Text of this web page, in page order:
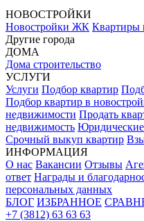
НОВОСТРОЙКИ
Новостройки ЖК Квартиры
Другие города
ДОМА
Дома строительство
УСЛУГИ
Услуги Подбор квартир
Подбор квартир в
недвижимости Продать
недвижимость
Срочный выкуп квартир
ИНФОРМАЦИЯ
О нас Вакансии Отзывы
ответ Награды и
персональных данных
БЛОГ ИЗБРАННОЕ
+7 (3812) 63 63 63